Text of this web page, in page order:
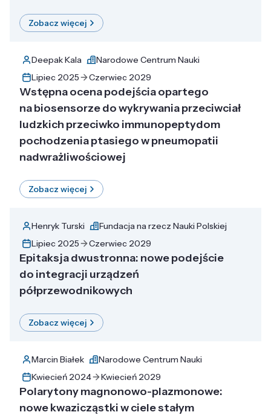
Zobacz więcej
Wstępna ocena podejścia opartego
na biosensorze do wykrywania przeciwciał
ludzkich przeciwko immunopeptydom
pochodzenia ptasiego w pneumopatii
nadwrażliwościowej
Zobacz więcej
Deepak Kala
Narodowe Centrum Nauki
Lipiec 2025
Czerwiec 2029
Epitaksja dwustronna: nowe podejście
do integracji urządzeń
półprzewodnikowych
Zobacz więcej
Henryk Turski
Fundacja na rzecz Nauki Polskiej
Lipiec 2025
Czerwiec 2029
Polarytony magnonowo-plazmonowe:
nowe kwazicząstki w ciele stałym
Marcin Białek
Narodowe Centrum Nauki
Kwiecień 2024
Kwiecień 2029